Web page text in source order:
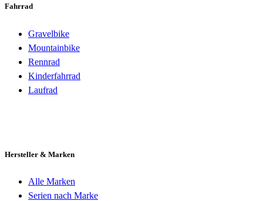
Fahrrad
Gravelbike
Mountainbike
Rennrad
Kinderfahrrad
Laufrad
Hersteller & Marken
Alle Marken
Serien nach Marke